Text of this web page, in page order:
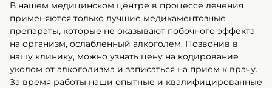
В нашем медицинском центре в процессе лечения
применяются только лучшие медикаментозные
препараты, которые не оказывают побочного эффекта
на организм, ослабленный алкоголем. Позвонив в
нашу клинику, можно узнать цену на кодирование
уколом от алкоголизма и записаться на прием к врачу.
За время работы наши опытные и квалифицированные